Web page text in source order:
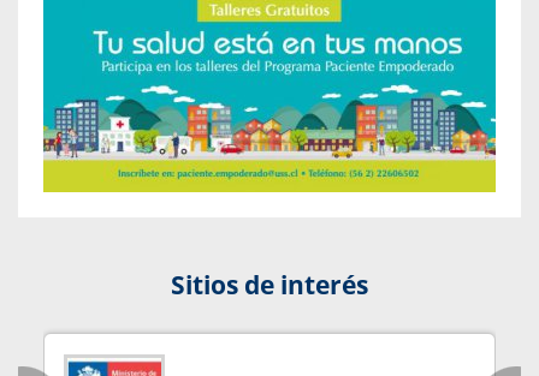
Sitios de interés